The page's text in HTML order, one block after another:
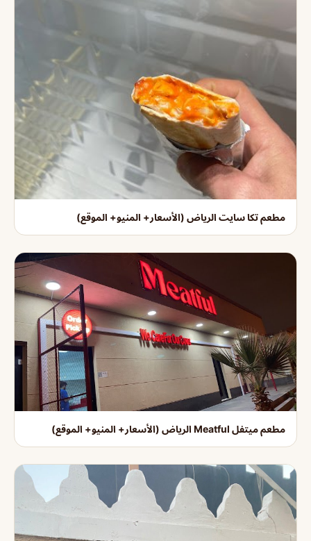
مطعم تكا سايت الرياض (الأسعار+ المنيو+ الموقع)
مطعم ميتفل Meatful الرياض (الأسعار+ المنيو+ الموقع)